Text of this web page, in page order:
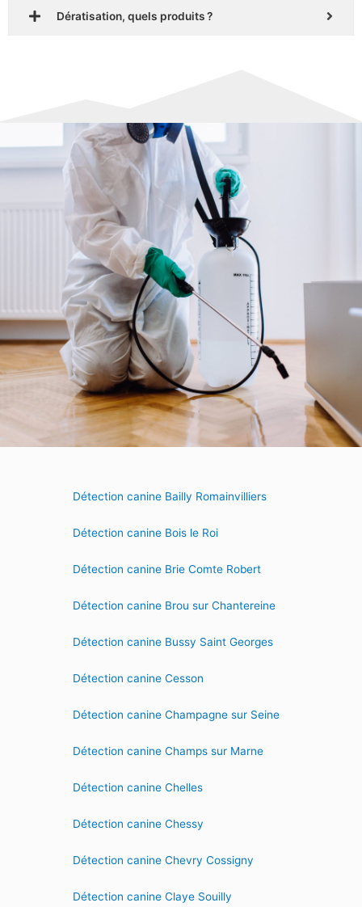
Dératisation, quels produits ?
Détection canine Bailly Romainvilliers
Détection canine Bois le Roi
Détection canine Brie Comte Robert
Détection canine Brou sur Chantereine
Détection canine Bussy Saint Georges
Détection canine Cesson
Détection canine Champagne sur Seine
Détection canine Champs sur Marne
Détection canine Chelles
Détection canine Chessy
Détection canine Chevry Cossigny
Détection canine Claye Souilly